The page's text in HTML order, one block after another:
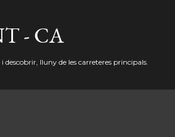
- CA
lluny de les carreteres principals.